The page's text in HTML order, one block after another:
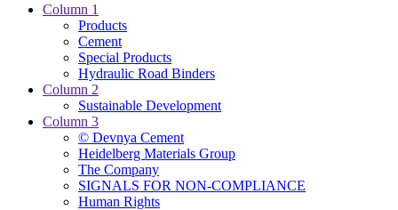
Column 1
Products
Cement
Special Products
Hydraulic Road Binders
Column 2
Sustainable Development
Column 3
© Devnya Cement
Heidelberg Materials Group
The Company
SIGNALS FOR NON-COMPLIANCE
Human Rights